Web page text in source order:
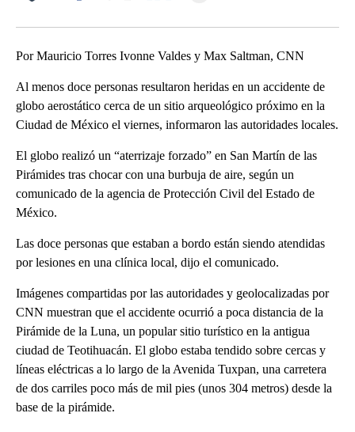
Por Mauricio Torres Ivonne Valdes y Max Saltman, CNN
Al menos doce personas resultaron heridas en un accidente de
globo aerostático cerca de un sitio arqueológico próximo en la
Ciudad de México el viernes, informaron las autoridades locales.
El globo realizó un “aterrizaje forzado” en San Martín de las
Pirámides tras chocar con una burbuja de aire, según un
comunicado de la agencia de Protección Civil del Estado de
México.
Las doce personas que estaban a bordo están siendo atendidas
por lesiones en una clínica local, dijo el comunicado.
Imágenes compartidas por las autoridades y geolocalizadas por
CNN muestran que el accidente ocurrió a poca distancia de la
Pirámide de la Luna, un popular sitio turístico en la antigua
ciudad de Teotihuacán. El globo estaba tendido sobre cercas y
líneas eléctricas a lo largo de la Avenida Tuxpan, una carretera
de dos carriles poco más de mil pies (unos 304 metros) desde la
base de la pirámide.